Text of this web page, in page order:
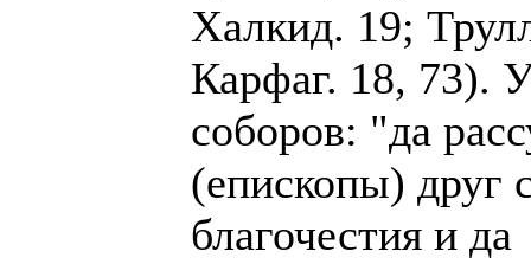
Халкид. 19;
Карфаг. 18, 73).
соборов: "да
(епископы) друг
благочестия и да